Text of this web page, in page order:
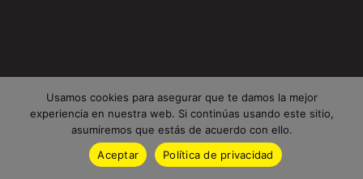
Usamos cookies para asegurar que te damos la mejor
experiencia en nuestra web. Si continúas usando este sitio,
asumiremos que estás de acuerdo con ello.
Aceptar
Política de privacidad